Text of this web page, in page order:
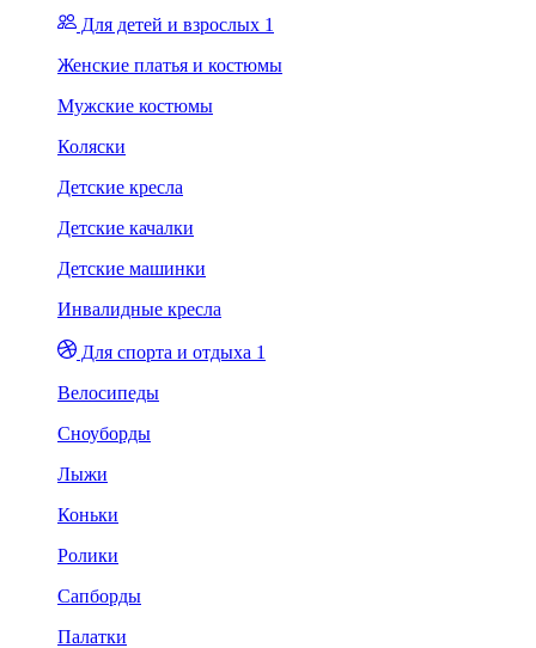
Для детей и взрослых 1
Женские платья и костюмы
Мужские костюмы
Коляски
Детские кресла
Детские качалки
Детские машинки
Инвалидные кресла
Для спорта и отдыха 1
Велосипеды
Сноуборды
Лыжи
Коньки
Ролики
Сапборды
Палатки